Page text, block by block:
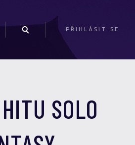
PŘIHLÁSIT SE
SOLO